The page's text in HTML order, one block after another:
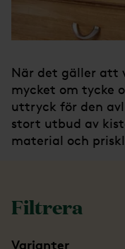
När det gäller att
mycket om tycke
uttryck för den
stort utbud av
material och
Filtrera
Varianter